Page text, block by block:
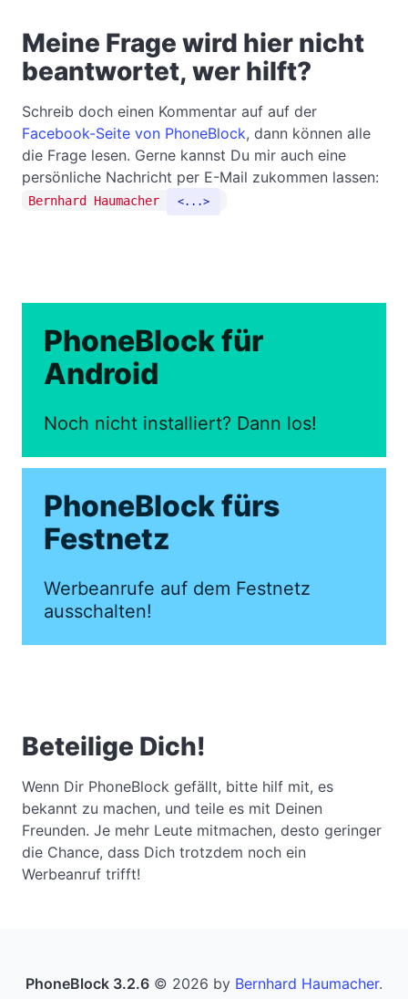
Meine Frage wird hier nicht
beantwortet, wer hilft?
Schreib doch einen Kommentar auf auf der
Facebook-Seite von PhoneBlock, dann können alle
die Frage lesen. Gerne kannst Du mir auch eine
persönliche Nachricht per E-Mail zukommen lassen:
Bernhard Haumacher ...
PhoneBlock für
Android
Noch nicht installiert? Dann los!
PhoneBlock fürs
Festnetz
Werbeanrufe auf dem Festnetz
ausschalten!
Beteilige Dich!
Wenn Dir PhoneBlock gefällt, bitte hilf mit, es
bekannt zu machen, und teile es mit Deinen
Freunden. Je mehr Leute mitmachen, desto geringer
die Chance, dass Dich trotzdem noch ein
Werbeanruf trifft!
PhoneBlock 3.2.6 © 2026 by Bernhard Haumacher.